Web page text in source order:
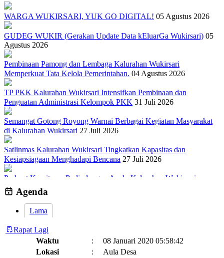
WARGA WUKIRSARI, YUK GO DIGITAL! 05 Agustus 2026
GUDEG WUKIR (Gerakan Update Data kEluarGa Wukirsari) 05
Agustus 2026
Pembinaan Pamong dan Lembaga Kalurahan Wukirsari
Memperkuat Tata Kelola Pemerintahan. 04 Agustus 2026
TP PKK Kalurahan Wukirsari Intensifkan Pembinaan dan
Penguatan Administrasi Kelompok PKK 31 Juli 2026
Semangat Gotong Royong Warnai Berbagai Kegiatan Masyarakat
di Kalurahan Wukirsari 27 Juli 2026
Satlinmas Kalurahan Wukirsari Tingkatkan Kapasitas dan
Kesiapsiagaan Menghadapi Bencana 27 Juli 2026
Perkuat Komitmen Perlindungan Anak, Kalurahan Wukirsari
Menggelar Sosialisasi dan Outbond Desa Ramah Anak
Agenda
Lama
Rapat Lagi
Waktu
:
08 Januari 2020 05:58:42
Lokasi
:
Aula Desa